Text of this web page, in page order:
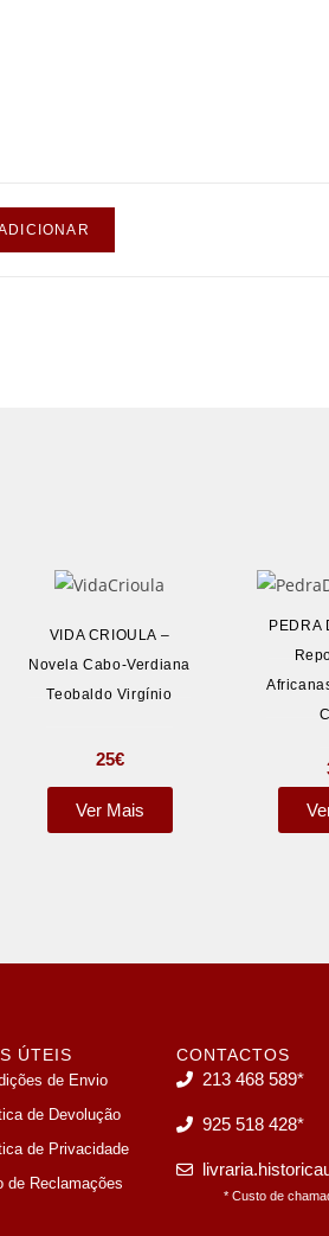
VIDA CRIOULA –
Novela Cabo-Verdiana
Teobaldo Virgínio
25€
Ver Mais
PEDRA
ÚTEIS
de Envio
de Devolução
de Privacidade
de Reclamações
CONTACTOS
213 468 589*
925 518 428*
* Custo de